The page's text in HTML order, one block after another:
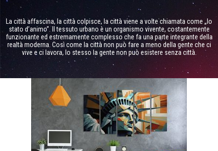
La città affascina, la città colpisce, la città viene a volte chiamata come „lo
stato d’animo”. Il tessuto urbano è un organismo vivente, costantemente
funzionante ed estremamente complesso che fa una parte integrante della
realtà moderna. Così come la città non può fare a meno della gente che ci
vive e ci lavora, lo stesso la gente non può esistere senza città.